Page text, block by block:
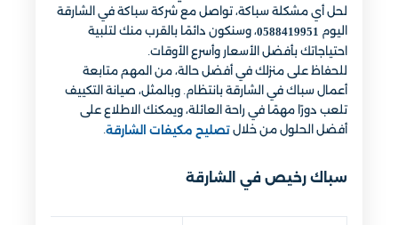
لحل أي مشكلة سباكة، تواصل مع شركة سباكة في الشارقة
اليوم 0588419951، وسنكون دائمًا بالقرب منك لتلبية
احتياجاتك بأفضل الأسعار وأسرع الأوقات.
للحفاظ على منزلك في أفضل حالة، من المهم متابعة
أعمال سباك في الشارقة بانتظام. وبالمثل، صيانة التكييف
تلعب دورًا مهمًا في راحة العائلة، ويمكنك الاطلاع على
أفضل الحلول من خلال تصليح مكيفات الشارقة
سباك رخيص في الشارقة